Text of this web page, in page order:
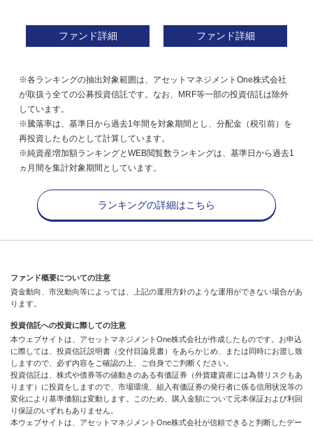
ファンド詳細 ファンド詳細
※各ランキングの抽出対象範囲は、アセットマネジメントOne株式会社
が取扱う全ての公募投資信託です。なお、MRF等一部の投資信託は除外
しています。
※騰落率は、基準日から過去1年間を対象期間とし、分配金（税引前）を
再投資したものとして計算しています。
※純資産増加額ランキングとWEB閲覧数ランキングは、基準日から過去1
ヵ月間を集計対象期間としています。
ランキングの詳細はこちら
ファンド概要についての注意
資金動向、市況動向等によっては、上記の運用方針のような運用ができない場合があ
ります。
投資信託への投資に際しての注意
本ウェブサイトは、アセットマネジメントOne株式会社が作成したものです。お申込
に際しては、投資信託説明書（交付目論見書）をあらかじめ、または同時にお渡し致
しますので、必ず内容をご確認の上、ご自身でご判断ください。
投資信託は、株式や債券等の値動きのある有価証券（外貨建資産には為替リスクもあ
ります）に投資をしますので、市場環境、組入有価証券の発行者に係る信用状況等の
変化により基準価額は変動します。このため、購入金額について元本保証および利回
り保証のいずれもありません。
本ウェブサイトは、アセットマネジメントOne株式会社が信頼できると判断したデー